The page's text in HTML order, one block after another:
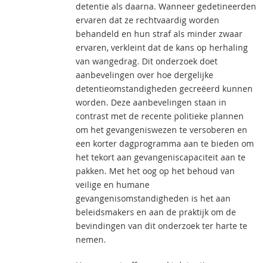
detentie als daarna. Wanneer gedetineerden
ervaren dat ze rechtvaardig worden
behandeld en hun straf als minder zwaar
ervaren, verkleint dat de kans op herhaling
van wangedrag. Dit onderzoek doet
aanbevelingen over hoe dergelijke
detentieomstandigheden gecreëerd kunnen
worden. Deze aanbevelingen staan in
contrast met de recente politieke plannen
om het gevangeniswezen te versoberen en
een korter dagprogramma aan te bieden om
het tekort aan gevangeniscapaciteit aan te
pakken. Met het oog op het behoud van
veilige en humane
gevangenisomstandigheden is het aan
beleidsmakers en aan de praktijk om de
bevindingen van dit onderzoek ter harte te
nemen.